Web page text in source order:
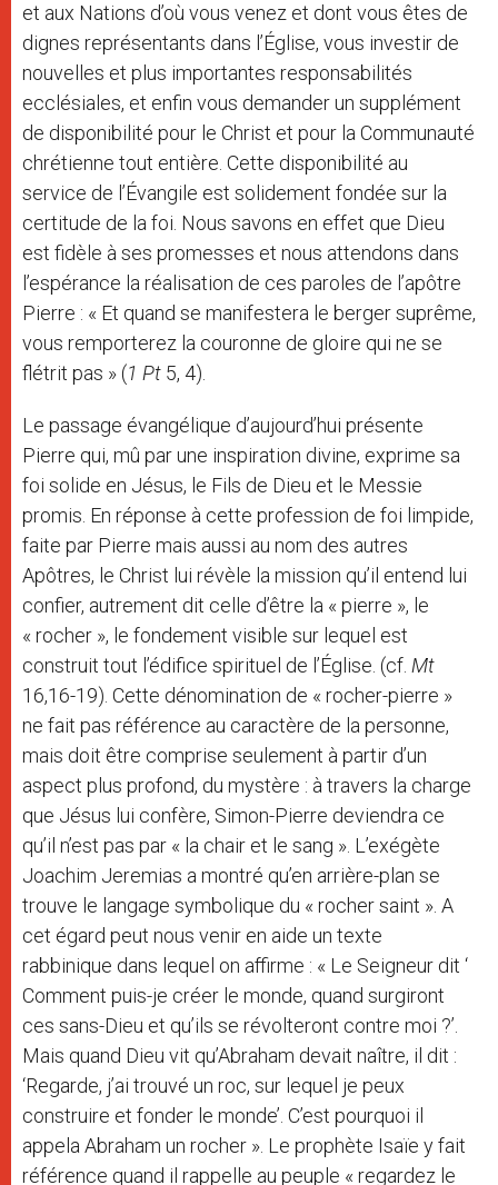
et aux Nations d’où vous venez et dont vous êtes de
dignes représentants dans l’Église, vous investir de
nouvelles et plus importantes responsabilités
ecclésiales, et enfin vous demander un supplément
de disponibilité pour le Christ et pour la Communauté
chrétienne tout entière. Cette disponibilité au
service de l’Évangile est solidement fondée sur la
certitude de la foi. Nous savons en effet que Dieu
est fidèle à ses promesses et nous attendons dans
l’espérance la réalisation de ces paroles de l’apôtre
Pierre : « Et quand se manifestera le berger suprême,
vous remporterez la couronne de gloire qui ne se
flétrit pas » (1 Pt 5, 4).
Le passage évangélique d’aujourd’hui présente
Pierre qui, mû par une inspiration divine, exprime sa
foi solide en Jésus, le Fils de Dieu et le Messie
promis. En réponse à cette profession de foi limpide,
faite par Pierre mais aussi au nom des autres
Apôtres, le Christ lui révèle la mission qu’il entend lui
confier, autrement dit celle d’être la « pierre », le
« rocher », le fondement visible sur lequel est
construit tout l’édifice spirituel de l’Église. (cf. Mt
16,16-19). Cette dénomination de « rocher-pierre »
ne fait pas référence au caractère de la personne,
mais doit être comprise seulement à partir d’un
aspect plus profond, du mystère : à travers la charge
que Jésus lui confère, Simon-Pierre deviendra ce
qu’il n’est pas par « la chair et le sang ». L’exégète
Joachim Jeremias a montré qu’en arrière-plan se
trouve le langage symbolique du « rocher saint ». A
cet égard peut nous venir en aide un texte
rabbinique dans lequel on affirme : « Le Seigneur dit ‘
Comment puis-je créer le monde, quand surgiront
ces sans-Dieu et qu’ils se révolteront contre moi ?’.
Mais quand Dieu vit qu’Abraham devait naître, il dit :
‘Regarde, j’ai trouvé un roc, sur lequel je peux
construire et fonder le monde’. C’est pourquoi il
appela Abraham un rocher ». Le prophète Isaïe y fait
référence quand il rappelle au peuple « regardez le